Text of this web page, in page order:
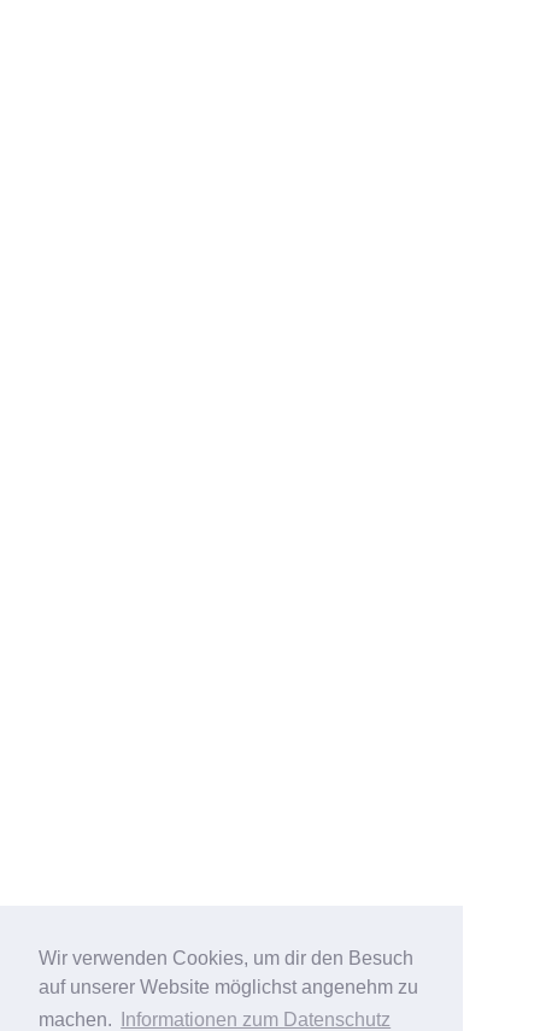
Wir verwenden Cookies, um dir den Besuch
auf unserer Website möglichst angenehm zu
machen.
Informationen zum Datenschutz